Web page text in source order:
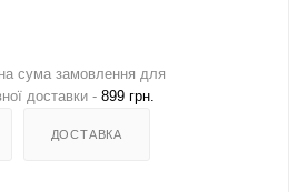
сума замовлення для
доставки - 899 грн.
ДОСТАВКА